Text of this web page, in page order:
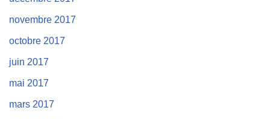
novembre 2017
octobre 2017
juin 2017
mai 2017
mars 2017